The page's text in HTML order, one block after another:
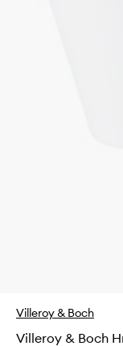
Villeroy & Boch
Villeroy & Boch